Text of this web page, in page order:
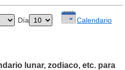
Día Calendario
lunar, zodiaco, etc. para